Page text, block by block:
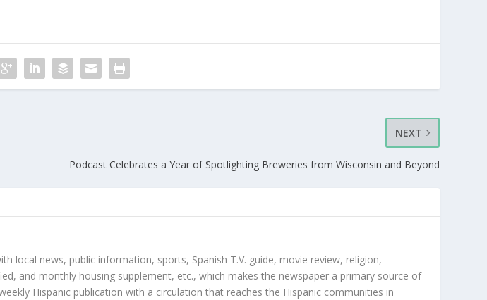
NEXT
Podcast Celebrates a Year of Spotlighting Breweries from Wisconsin and Beyond
local news, public information, sports, Spanish T.V. guide, movie review, religion,
and monthly housing supplement, etc., which makes the newspaper a primary source of
Hispanic publication with a circulation that reaches the Hispanic communities in